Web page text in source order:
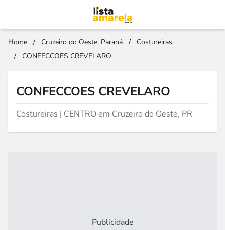
Home / Cruzeiro do Oeste, Paraná /
Costureiras
/
CONFECCOES CREVELARO
CONFECCOES CREVELARO
Costureiras | CENTRO em Cruzeiro do Oeste, PR
Publicidade